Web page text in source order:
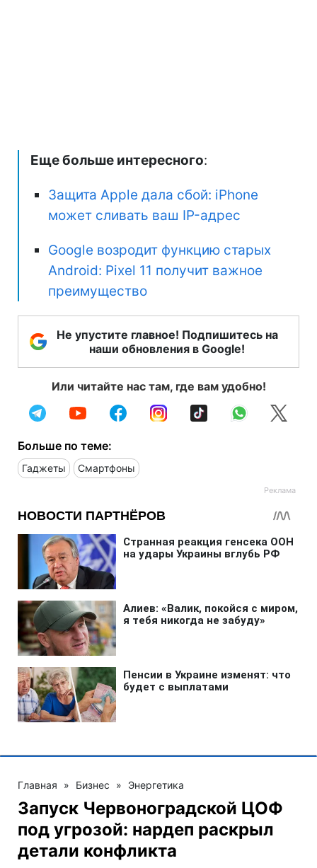
Еще больше интересного:
Защита Apple дала сбой: iPhone
может сливать ваш IP-адрес
Google возродит функцию старых
Android: Pixel 11 получит важное
преимущество
Не упустите главное! Подпишитесь на
наши обновления в Google!
Или читайте нас там, где вам удобно!
Больше по теме:
Гаджеты Смартфоны
Главная » Бизнес » Энергетика
Запуск Червоноградской ЦОФ
под угрозой: нардеп раскрыл
детали конфликта